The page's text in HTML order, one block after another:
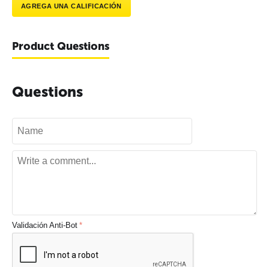
AGREGA UNA CALIFICACIÓN
Product Questions
Questions
Validación Anti-Bot